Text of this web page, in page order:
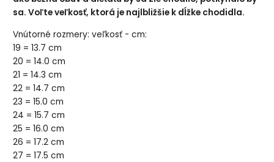
sa. Voľte veľkosť, ktorá je najlbližšie k dĺžke chodidla.
Vnútorné rozmery: veľkosť - cm:
19 = 13.7 cm
20 = 14.0 cm
21 = 14.3 cm
22 = 14.7 cm
23 = 15.0 cm
24 = 15.7 cm
25 = 16.0 cm
26 = 17.2 cm
27 = 17.5 cm